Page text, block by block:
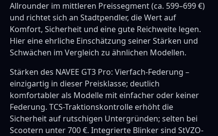
Allrounder im mittleren Preissegment (ca. 599–699 €)
und richtet sich an Stadtpendler, die Wert auf
Komfort, Sicherheit und eine gute Reichweite legen.
Hier eine ehrliche Einschätzung seiner Stärken und
Schwächen im Vergleich zu ähnlichen Modellen.
Stärken des NAVEE GT3 Pro: Vierfach-Federung –
einzigartig in dieser Preisklasse; deutlich
komfortabler als Modelle mit einfacher oder keiner
Federung. TCS-Traktionskontrolle erhöht die
Sicherheit auf rutschigen Untergründen; selten bei
Scootern unter 700 €. Integrierte Blinker sind StVZO-